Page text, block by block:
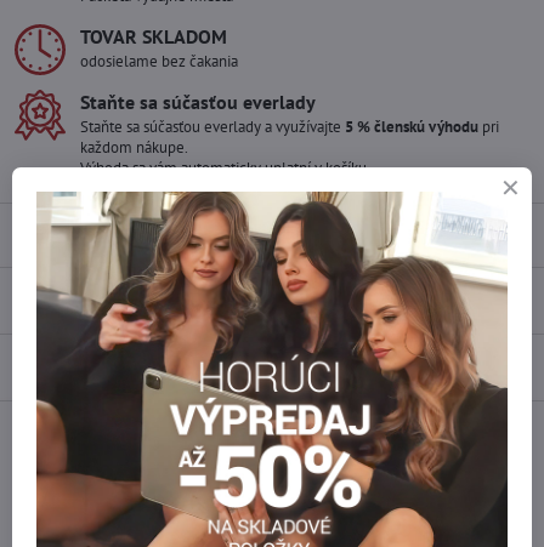
TOVAR SKLADOM
odosielame bez čakania
Staňte sa súčasťou everlady
Staňte sa súčasťou everlady a využívajte 5 % členskú výhodu pri
každom nákupe.
Výhoda sa vám automaticky uplatní v košíku.
Popis
Recenzie 0
TwitterBlueskyPinterestReddit LinkedInWhatsApp
E-
Podobné produkty